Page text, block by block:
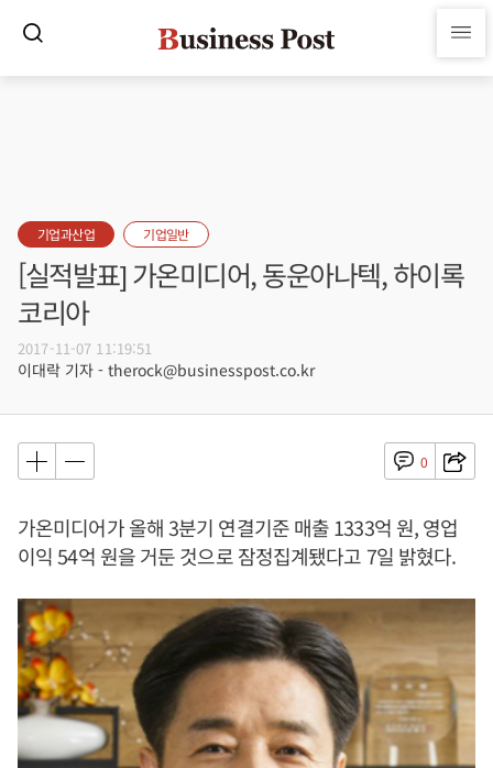
기업과산업 기업일반
[실적발표] 가온미디어, 동운아나텍, 하이록
코리아
2017-11-07 11:19:51
이대락 기자 - therock@businesspost.co.kr
0
가온미디어가 올해 3분기 연결기준 매출 1333억 원, 영업
이익 54억 원을 거둔 것으로 잠정집계됐다고 7일 밝혔다.